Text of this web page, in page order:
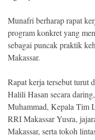
Munafri berharap rapat
program konkret yang
sebagai puncak praktik
Makassar.
Rapat kerja tersebut turut
Halili Hasan secara
Muhammad, Kepala Tim
RRI Makassar Yusra,
Makassar, serta tokoh